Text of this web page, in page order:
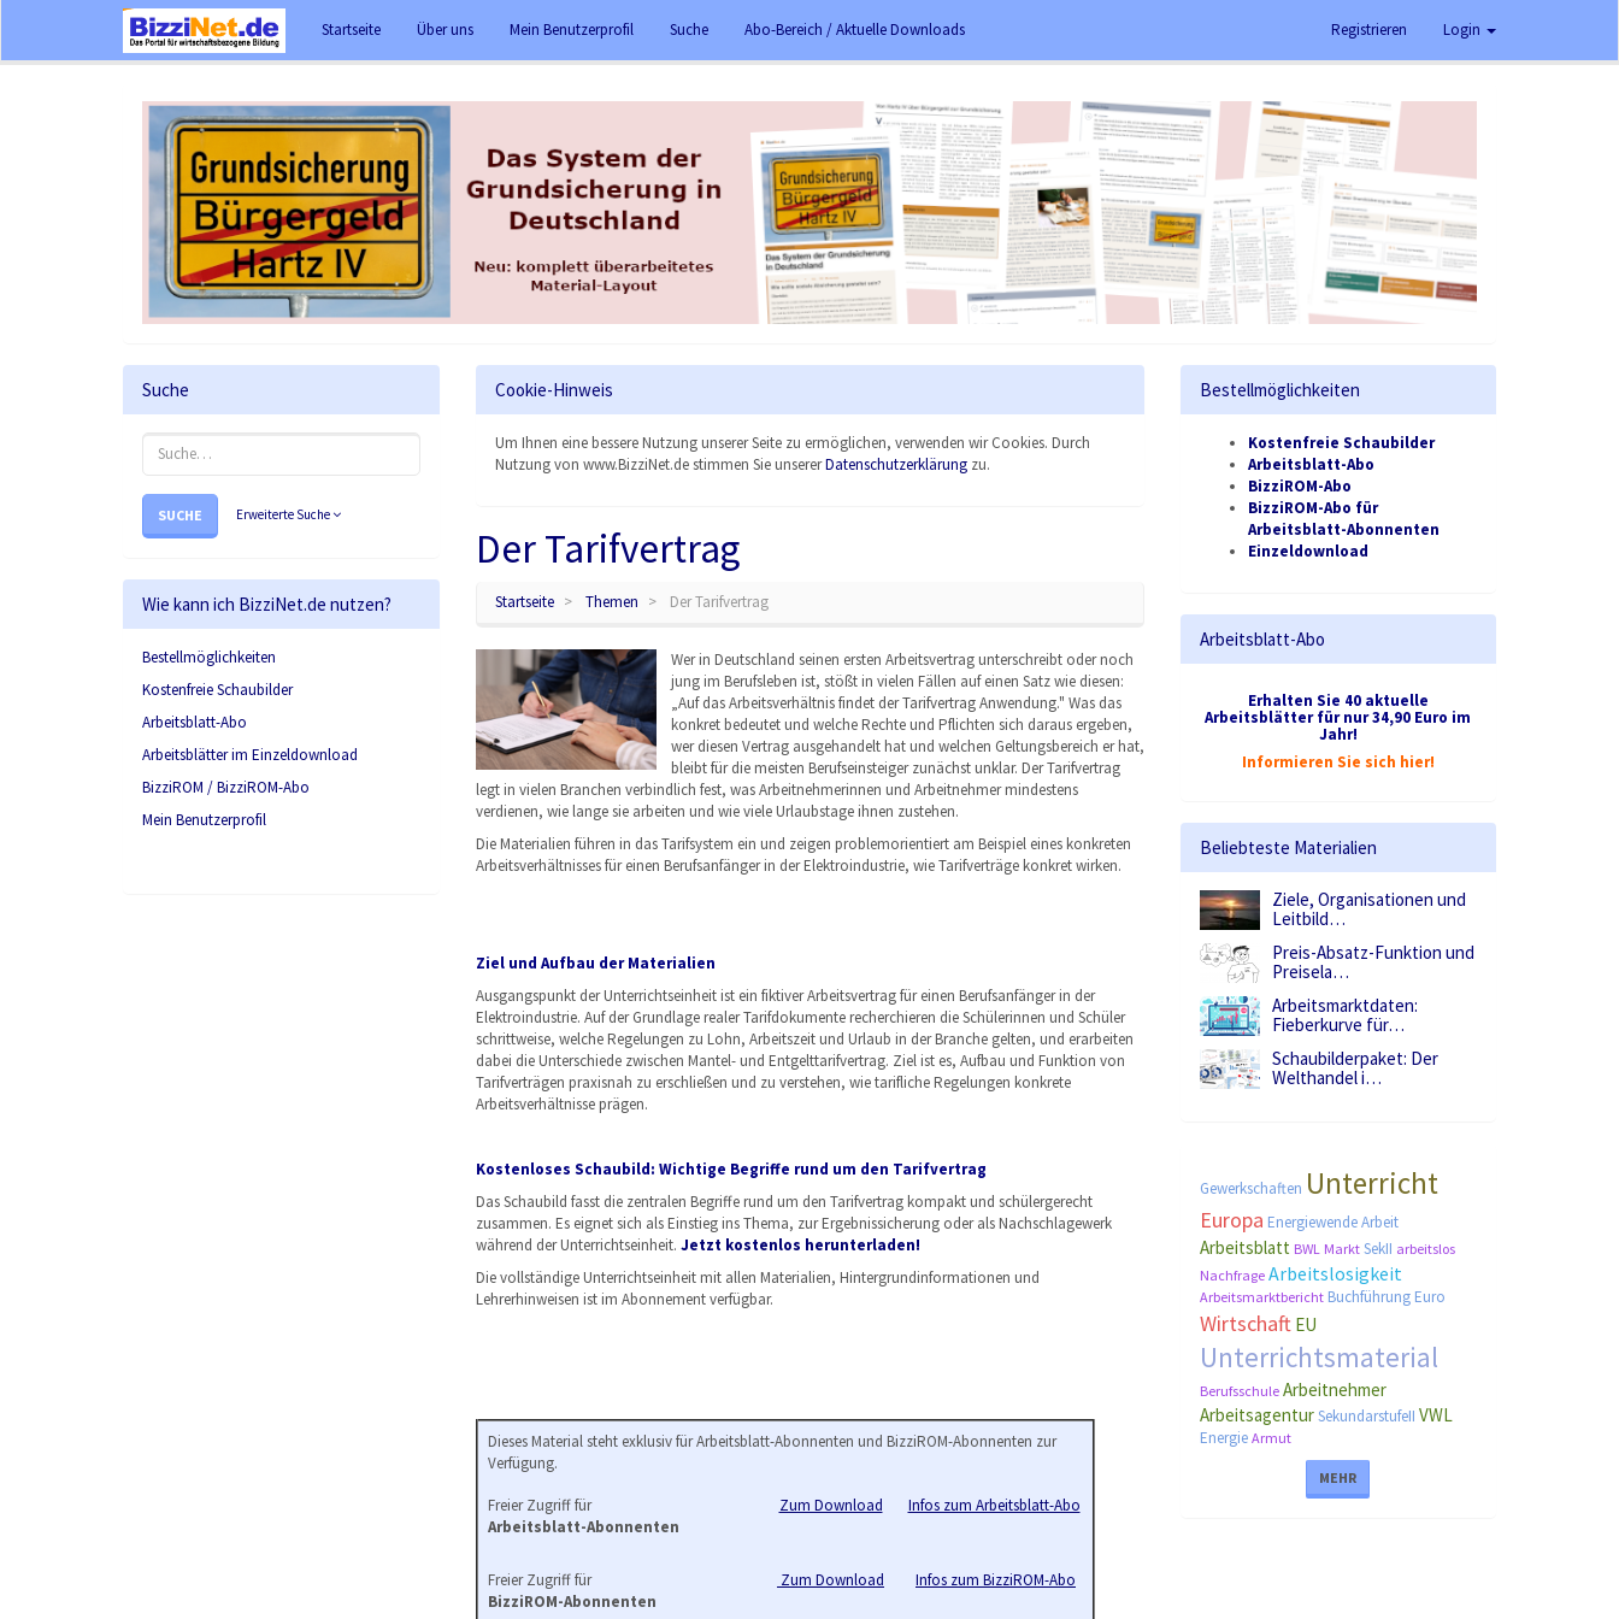
Startseite Über uns Mein Benutzerprofil Suche Abo-Bereich / Aktuelle Downloads Registrieren Login
Suche
SUCHE Erweiterte Suche
Wie kann ich BizziNet.de nutzen?
Bestellmöglichkeiten
Kostenfreie Schaubilder
Arbeitsblatt-Abo
Arbeitsblätter im Einzeldownload
BizziROM / BizziROM-Abo
Mein Benutzerprofil
Cookie-Hinweis
Um Ihnen eine bessere Nutzung unserer Seite zu ermöglichen, verwenden wir Cookies. Durch
Nutzung von www.BizziNet.de stimmen Sie unsererDatenschutzerklärungzu.
Der Tarifvertrag
Startseite Themen Der Tarifvertrag
Wer in Deutschland seinen ersten Arbeitsvertrag unterschreibt oder noch
jung im Berufsleben ist, stößt in vielen Fällen auf einen Satz wie diesen:
„Auf das Arbeitsverhältnis findet der Tarifvertrag Anwendung." Was das
konkret bedeutet und welche Rechte und Pflichten sich daraus ergeben,
wer diesen Vertrag ausgehandelt hat und welchen Geltungsbereich er hat,
bleibt für die meisten Berufseinsteiger zunächst unklar. Der Tarifvertrag
legt in vielen Branchen verbindlich fest, was Arbeitnehmerinnen und Arbeitnehmer mindestens
verdienen, wie lange sie arbeiten und wie viele Urlaubstage ihnen zustehen.
Die Materialien führen in das Tarifsystem ein und zeigen problemorientiert am Beispiel eines konkreten
Arbeitsverhältnisses für einen Berufsanfänger in der Elektroindustrie, wie Tarifverträge konkret wirken.
Ziel und Aufbau der Materialien
Ausgangspunkt der Unterrichtseinheit ist ein fiktiver Arbeitsvertrag für einen Berufsanfänger in der
Elektroindustrie. Auf der Grundlage realer Tarifdokumente recherchieren die Schülerinnen und Schüler
schrittweise, welche Regelungen zu Lohn, Arbeitszeit und Urlaub in der Branche gelten, und erarbeiten
dabei die Unterschiede zwischen Mantel- und Entgelttarifvertrag. Ziel ist es, Aufbau und Funktion von
Tarifverträgen praxisnah zu erschließen und zu verstehen, wie tarifliche Regelungen konkrete
Arbeitsverhältnisse prägen.
Kostenloses Schaubild: Wichtige Begriffe rund um den Tarifvertrag
Das Schaubild fasst die zentralen Begriffe rund um den Tarifvertrag kompakt und schülergerecht
zusammen. Es eignet sich als Einstieg ins Thema, zur Ergebnissicherung oder als Nachschlagewerk
während der Unterrichtseinheit. Jetzt kostenlos herunterladen!
Die vollständige Unterrichtseinheit mit allen Materialien, Hintergrundinformationen und
Lehrerhinweisen ist im Abonnement verfügbar.
Dieses Material steht exklusiv für Arbeitsblatt-Abonnenten und BizziROM-Abonnenten zur
Verfügung.
Freier Zugriff für
Arbeitsblatt-Abonnenten
Zum Download Infos zum Arbeitsblatt-Abo
Freier Zugriff für
BizziROM-Abonnenten
Zum Download Infos zum BizziROM-Abo
Bestellmöglichkeiten
Kostenfreie Schaubilder
Arbeitsblatt-Abo
BizziROM-Abo
BizziROM-Abo für
Arbeitsblatt-Abonnenten
Einzeldownload
Arbeitsblatt-Abo
Erhalten Sie 40 aktuelle
Arbeitsblätter für nur 34,90 Euro im
Jahr!
Informieren Sie sich hier!
Beliebteste Materialien
Ziele, Organisationen und
Leitbild…
Preis-Absatz-Funktion und
Preisela…
Arbeitsmarktdaten:
Fieberkurve für…
Schaubilderpaket: Der
Welthandel i…
Gewerkschaften Unterricht
Europa Energiewende Arbeit
Arbeitsblatt BWL Markt SekII arbeitslos
Nachfrage Arbeitslosigkeit
Arbeitsmarktbericht Buchführung Euro
Wirtschaft EU
Unterrichtsmaterial
Berufsschule Arbeitnehmer
Arbeitsagentur SekundarstufeII VWL
Energie Armut
MEHR